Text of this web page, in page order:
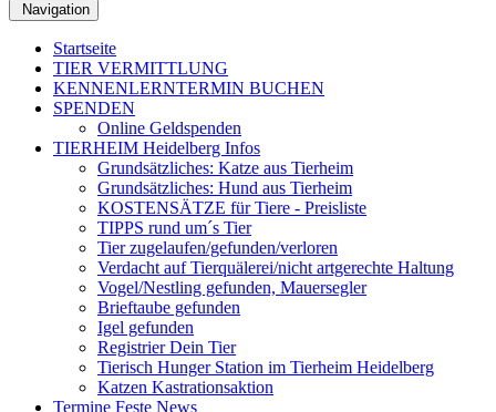
Navigation
Startseite
TIER VERMITTLUNG
KENNENLERNTERMIN BUCHEN
SPENDEN
Online Geldspenden
TIERHEIM Heidelberg Infos
Grundsätzliches: Katze aus Tierheim
Grundsätzliches: Hund aus Tierheim
KOSTENSÄTZE für Tiere - Preisliste
TIPPS rund um´s Tier
Tier zugelaufen/gefunden/verloren
Verdacht auf Tierquälerei/nicht artgerechte Haltung
Vogel/Nestling gefunden, Mauersegler
Brieftaube gefunden
Igel gefunden
Registrier Dein Tier
Tierisch Hunger Station im Tierheim Heidelberg
Katzen Kastrationsaktion
Termine Feste News